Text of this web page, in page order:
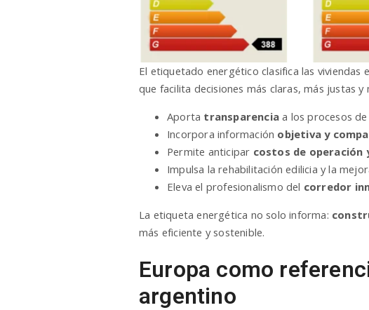
El etiquetado energético clasifica las viviendas
que facilita decisiones más claras, más justas y
Aporta transparencia a los procesos
Incorpora información objetiva y
Permite anticipar costos de operación
Impulsa la rehabilitación edilicia y la
Eleva el profesionalismo del corredor
La etiqueta energética no solo informa:
más eficiente y sostenible.
Europa como
argentino